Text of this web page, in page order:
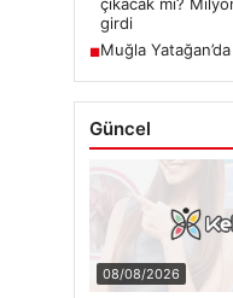
girdi
■Muğla
Güncel
08/08/2026